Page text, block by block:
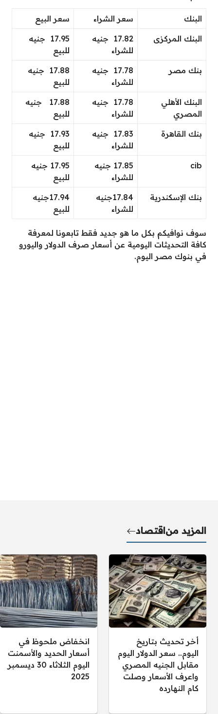
البنك سعر الشراء سعر البيع
البنك المركزى
17.82 جنيه
للشراء
17.95 جنيه
للبيع
بنك مصر
17.78 جنيه
للشراء
17.88 جنيه
للبيع
البنك الأهلي
المصري
17.78 جنيه
للشراء
17.88 جنيه
للبيع
بنك القاهرة
17.83 جنيه
للشراء
17.93 جنيه
للبيع
cib
17.85 جنيه
للشراء
17.95 جنيه
للبيع
بنك الإسكندرية
17.84جنيه
للشراء
17.94جنيه
للبيع
سوف نوافيكم بكل ما هو جديد فقط تابعونا لمعرفة
كافة التحديثات اليومية عن أسعار صرف الدولار واليورو
في بنوك مصر اليوم.
المزيد مناقتصاد
أخر تحديث بتاريخ
اليوم.. سعر الدولار اليوم
مقابل الجنيه المصري
واعرف الأسعار وصلت
كام النهارده
انخفاض ملحوظ في
أسعار الحديد والأسمنت
اليوم الثلاثاء 30 ديسمبر
2025